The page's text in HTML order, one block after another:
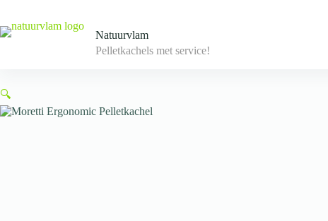
content
Natuurvlam
Pelletkachels met service!
🔍